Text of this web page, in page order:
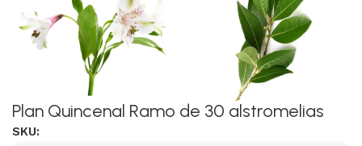
Plan Quincenal Ramo de 30 alstromelias
SKU: